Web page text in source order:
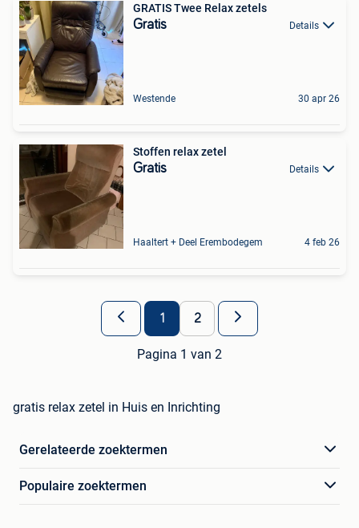
GRATIS Twee Relax zetels
Gratis Details
Westende 30 apr 26
Stoffen relax zetel
Gratis Details
Haaltert + Deel Erembodegem 4 feb 26
1 2
Pagina 1 van 2
gratis relax zetel in Huis en Inrichting
Gerelateerde zoektermen
Populaire zoektermen